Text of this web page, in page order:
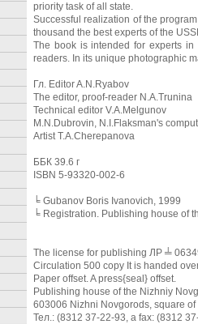
priority task of all state.
Successful realization of the
thousand the best experts of the
The book is intended for experts
readers. In its unique photographic
Гл. Editor A.N.Ryabov
The editor, proof-reader N.A.Trunina
Technical editor V.A.Melgunov
M.N.Dubrovin, N.I.Flaksman's
Artist T.A.Cherepanova
ББК 39.6 г
ISBN 5-93320-002-6
╘ Gubanov Boris Ivanovich, 1999
╘ Registration. Publishing house of
The license for publishing ЛР ╧
Circulation 500 copy It is handed
Paper offset. A press{seal} offset.
Publishing house of the Nizhniy
603006 Nizhni Novgorods, square of
Тел.: (8312 37-22-93, a fax: (8312